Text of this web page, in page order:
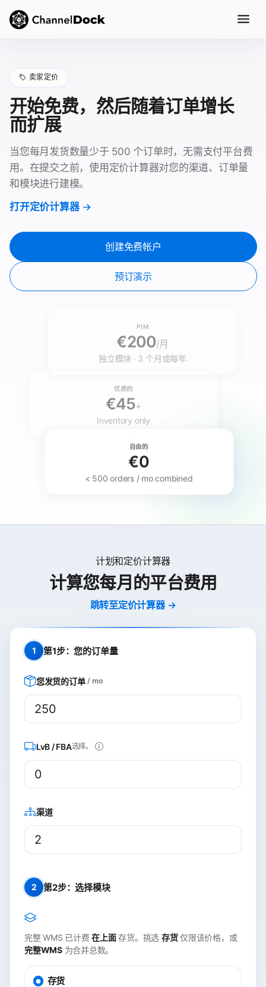
卖家定价
开始免费，然后随着订单增长
而扩展
当您每月发货数量少于 500 个订单时，无需支付平台费
用。在提交之前，使用定价计算器对您的渠道、订单量
和模块进行建模。
打开定价计算器
创建免费帐户
预订演示
PIM
€200/月
独立模块 · 3 个月或每年
优质的
€45+
Inventory only
自由的
€0
< 500 orders / mo combined
计划和定价计算器
计算您每月的平台费用
跳转至定价计算器 →
1 第1步：您的订单量
您发货的订单 / mo
LvB / FBA选择。
渠道
2 第2步：选择模块
完整 WMS 已计费在上面存货。挑选 存货仅限该价格，或
完整WMS为合并总数。
存货